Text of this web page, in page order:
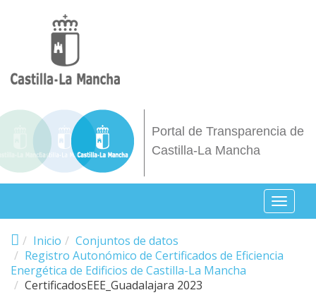
Portal de Transparencia de
Castilla-La Mancha
Toggle
Inicio
Conjuntos de datos
Registro Autonómico de Certificados de Eficiencia
Energética de Edificios de Castilla-La Mancha
CertificadosEEE_Guadalajara 2023